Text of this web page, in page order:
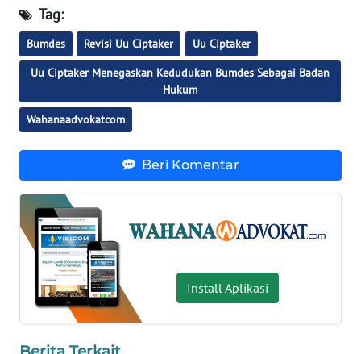
Tag:
Bumdes Revisi Uu Ciptaker Uu Ciptaker
Uu Ciptaker Menegaskan Kedudukan Bumdes Sebagai Badan
Hukum
Wahanaadvokatcom
Beri Komentar
Install Aplikasi
JAMBI
WN
SULTRA
WN
NTB
WN
SULBAR
WN
BABEL
WN